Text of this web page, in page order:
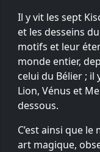
Il y vit les sept
et les desseins
motifs et leur
monde entier,
celui du Bélier ; il
Lion, Vénus et
dessous.
C’est ainsi que
art magique,